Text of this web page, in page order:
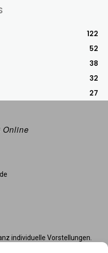
122
52
38
32
27
Online
individuelle Vorstellungen.